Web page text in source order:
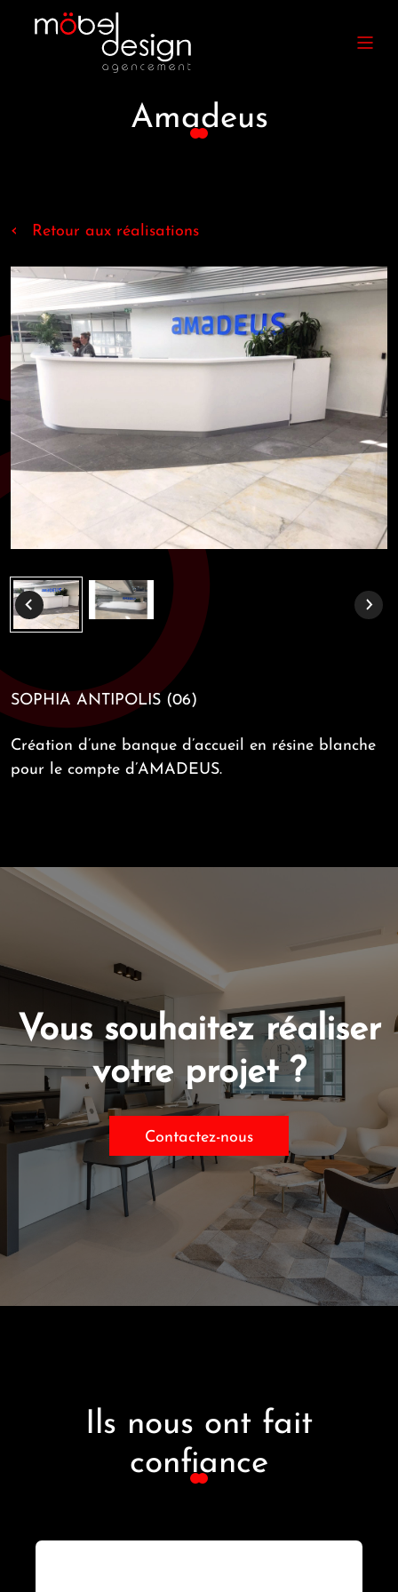
Amadeus
‹ Retour aux réalisations
SOPHIA ANTIPOLIS (06)
Création d’une banque d’accueil en résine blanche
pour le compte d’AMADEUS.
Vous souhaitez réaliser
votre projet ?
Contactez-nous
Ils nous ont fait
confiance